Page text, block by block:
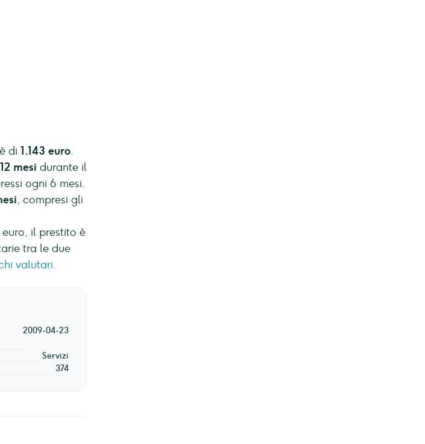
di 1.143 euro.
mesi durante il
ogni 6 mesi.
, compresi gli
il prestito è
tra le due
valutari.
2009-04-23
Servizi
374